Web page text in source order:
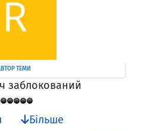
ТЕМИ
заблокований
Більше